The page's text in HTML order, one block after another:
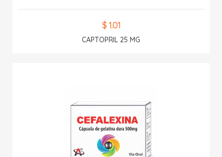
$ 1.01
CAPTOPRIL 25 MG